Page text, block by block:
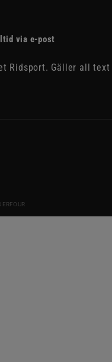
via e-post
Ridsport. Gäller all text